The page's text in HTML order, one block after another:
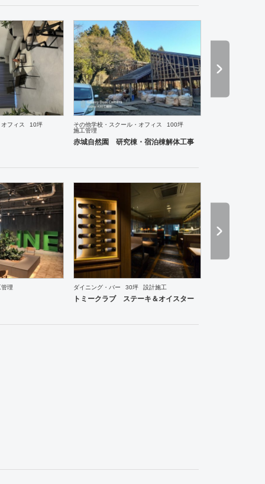
院
フィス
10坪
その他学校・スクール・オフィス
100坪
施工管理
赤城自然園 研究棟・宿泊棟解体工事
和食・寿司 焼肉・中華料理・韓国料理 その他
理 ダイニング・バー 30坪 設計施工
トミークラブ ステーキ＆オイスター